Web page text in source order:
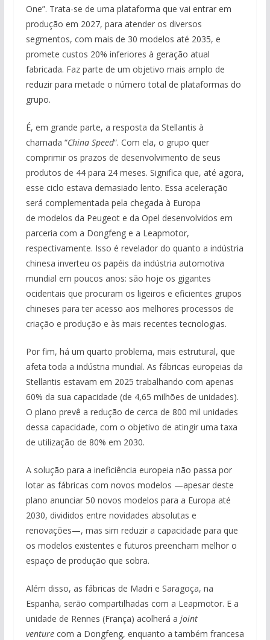
One”. Trata-se de uma plataforma que vai entrar em
produção em 2027, para atender os diversos
segmentos, com mais de 30 modelos até 2035, e
promete custos 20% inferiores à geração atual
fabricada. Faz parte de um objetivo mais amplo de
reduzir para metade o número total de plataformas do
grupo.
É, em grande parte, a resposta da Stellantis à
chamada “China Speed“. Com ela, o grupo quer
comprimir os prazos de desenvolvimento de seus
produtos de 44 para 24 meses. Significa que, até agora,
esse ciclo estava demasiado lento. Essa aceleração
será complementada pela chegada à Europa
de modelos da Peugeot e da Opel desenvolvidos em
parceria com a Dongfeng e a Leapmotor,
respectivamente. Isso é revelador do quanto a indústria
chinesa inverteu os papéis da indústria automotiva
mundial em poucos anos: são hoje os gigantes
ocidentais que procuram os ligeiros e eficientes grupos
chineses para ter acesso aos melhores processos de
criação e produção e às mais recentes tecnologias.
Por fim, há um quarto problema, mais estrutural, que
afeta toda a indústria mundial. As fábricas europeias da
Stellantis estavam em 2025 trabalhando com apenas
60% da sua capacidade (de 4,65 milhões de unidades).
O plano prevê a redução de cerca de 800 mil unidades
dessa capacidade, com o objetivo de atingir uma taxa
de utilização de 80% em 2030.
A solução para a ineficiência europeia não passa por
lotar as fábricas com novos modelos —apesar deste
plano anunciar 50 novos modelos para a Europa até
2030, divididos entre novidades absolutas e
renovações—, mas sim reduzir a capacidade para que
os modelos existentes e futuros preencham melhor o
espaço de produção que sobra.
Além disso, as fábricas de Madri e Saragoça, na
Espanha, serão compartilhadas com a Leapmotor. E a
unidade de Rennes (França) acolherá a joint
venturecom a Dongfeng, enquanto a também francesa